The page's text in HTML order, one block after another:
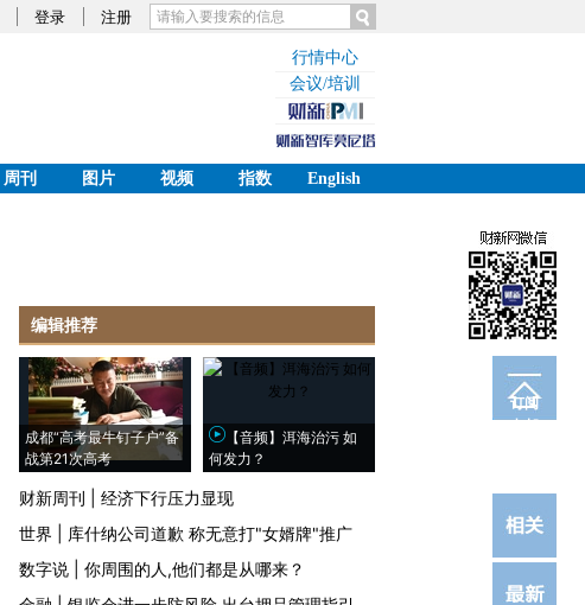
登录 注册
行情中心
会议/培训
周刊 图片 视频 指数
English
订阅
电邮
编辑推荐
成都“高考最牛钉子户”备
战第21次高考
【音频】洱海治污 如
何发力？
财新周刊
经济下行压力显现
世界
库什纳公司道歉 称无意打"女婿牌"推广
数字说
你周围的人,他们都是从哪来？